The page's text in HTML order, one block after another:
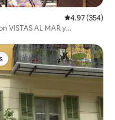
Calificación
4.97 (354)
VISTAS AL MAR y
huéspedes